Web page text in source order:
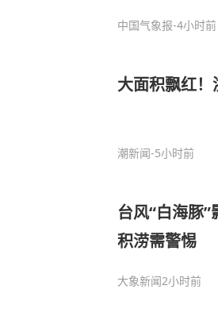
中国气象报-4小时前
大面积飘红
潮新闻-5小时前
台风“白海豚
积涝需警惕
大象新闻2小时前